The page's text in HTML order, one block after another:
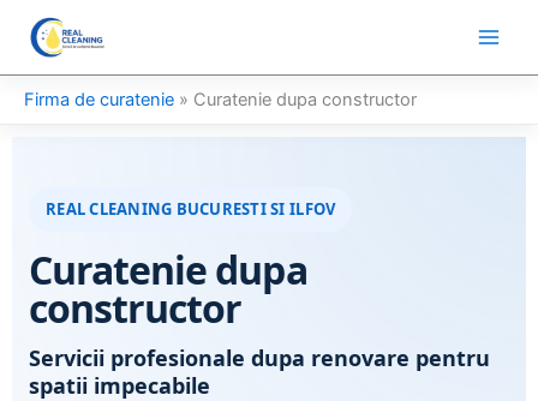
content
Firma de curatenie » Curatenie dupa constructor
REAL CLEANING BUCURESTI SI ILFOV
Curatenie dupa
constructor
Servicii profesionale dupa renovare pentru
spatii impecabile